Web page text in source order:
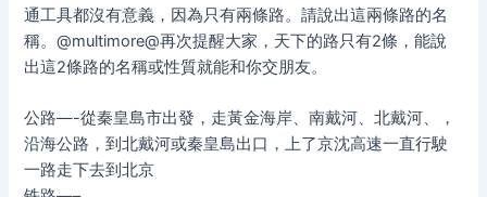
通工具都沒有意義，因為只有兩條路。請說出這兩條路的名
稱。@multimore@再次提醒大家，天下的路只有2條，能說
出這2條路的名稱或性質就能和你交朋友。
公路—-從秦皇島市出發，走黃金海岸、南戴河、北戴河、，
沿海公路，到北戴河或秦皇島出口，上了京沈高速一直行駛
一路走下去到北京